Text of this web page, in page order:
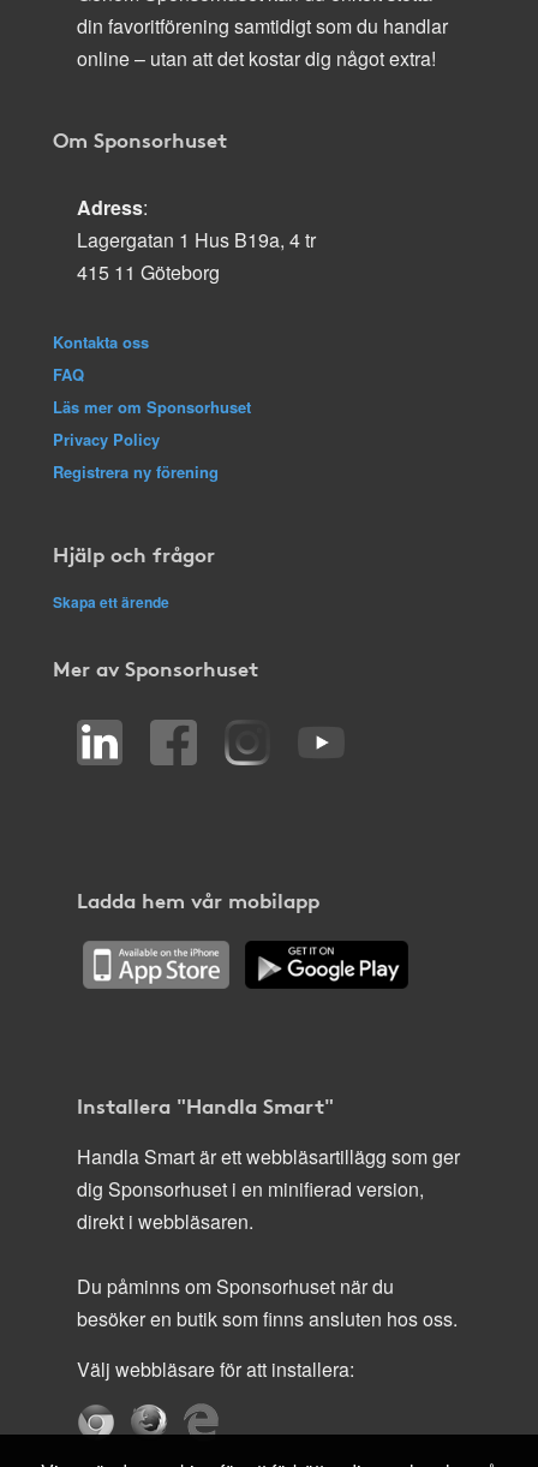
din favoritförening samtidigt som du handlar
online – utan att det kostar dig något extra!
Om Sponsorhuset
Adress:
Lagergatan 1 Hus B19a, 4 tr
415 11 Göteborg
Kontakta oss
FAQ
Läs mer om Sponsorhuset
Privacy Policy
Registrera ny förening
Hjälp och frågor
Skapa ett ärende
Mer av Sponsorhuset
Ladda hem vår mobilapp
Installera "Handla Smart"
Handla Smart är ett webbläsartillägg som ger
dig Sponsorhuset i en minifierad version,
direkt i webbläsaren.
Du påminns om Sponsorhuset när du
besöker en butik som finns ansluten hos oss.
Välj webbläsare för att installera: